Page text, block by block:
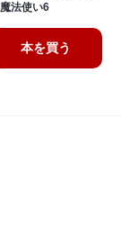
法使い6
本を買う